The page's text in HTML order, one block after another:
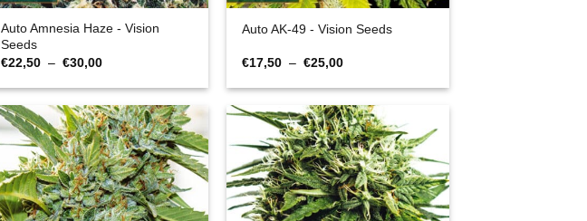
Auto Amnesia Haze - Vision
Seeds
€22,50 – €30,00Plage
prix :
à
€30,00
Auto AK-49 - Vision Seeds
€17,50 – €25,00Plage
prix :
à
€25,00